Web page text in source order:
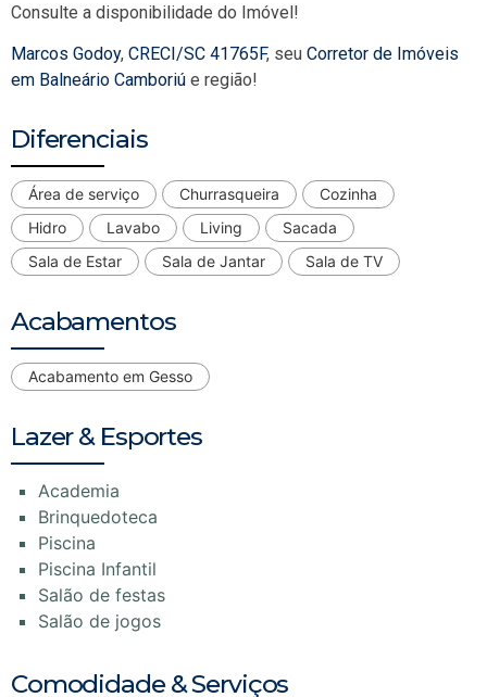
Consulte a disponibilidade do Imóvel!
Marcos Godoy, CRECI/SC 41765F, seu Corretor de Imóveis
em Balneário Camboriú e região!
Diferenciais
Área de serviço Churrasqueira
Cozinha
Hidro
Lavabo Living
Sacada
Sala de Estar
Sala de Jantar Sala de TV
Acabamentos
Acabamento em Gesso
Lazer & Esportes
Academia
Brinquedoteca
Piscina
Piscina Infantil
Salão de festas
Salão de jogos
Comodidade & Serviços